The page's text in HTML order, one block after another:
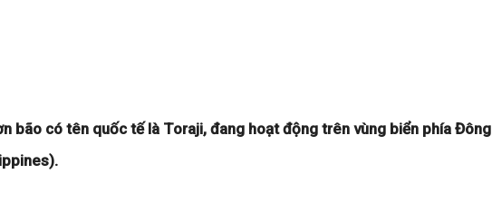
bão có tên quốc tế là Toraji, đang hoạt động trên vùng biển phía